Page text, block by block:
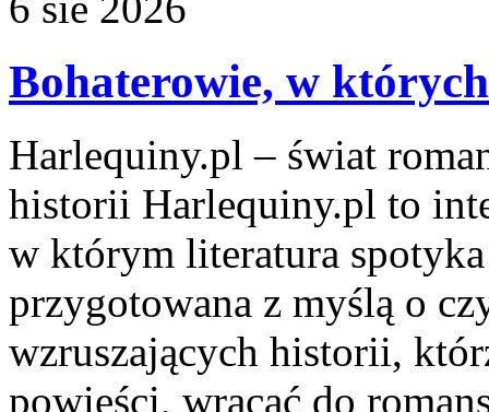
Bohaterowie, w
Harlequiny.pl – świat
historii Harlequiny.pl to
w którym literatura spotyka
przygotowana z myślą o
wzruszających historii,
powieści, wracać do